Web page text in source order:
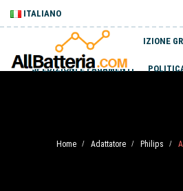
ITALIANO
SPEDIZIONE
SPEDIZIONI E PAGAMENTI
Home / Adattatore / Philips /